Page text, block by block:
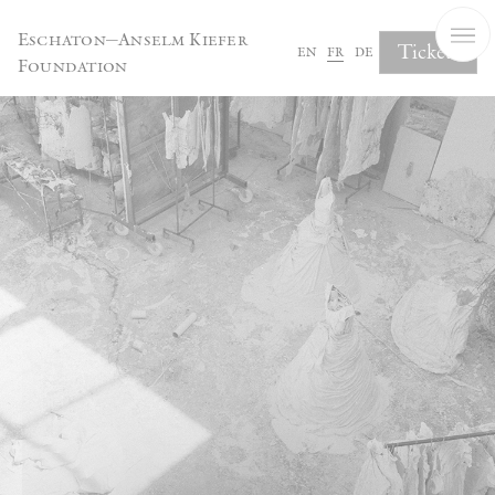
Eschaton—Anselm Kiefer
Foundation
en fr de Tickets